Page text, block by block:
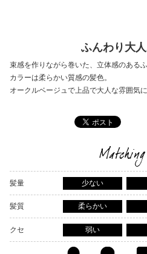
ふんわり大
束感を作りながら巻いた、立体感のある
カラーは柔らかい質感の髪色。
オークルベージュで上品で大人な雰囲気に
髪量 少ない
髪質 柔らかい
クセ 弱い